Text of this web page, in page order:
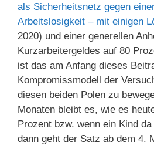
als Sicherheitsnetz gegen
Arbeitslosigkeit – mit einigen
2020) und einer generellen
Kurzarbeitergeldes auf 80
ist das am Anfang dieses
Kompromissmodell der
diesen beiden Polen zu
Monaten bleibt es, wie es
Prozent bzw. wenn ein Kind
dann geht der Satz ab dem 4.